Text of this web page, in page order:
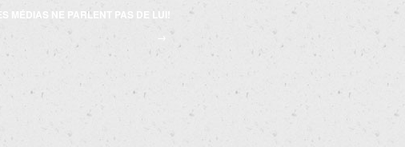
MÉDIAS NE PARLENT PAS DE LUI!
→